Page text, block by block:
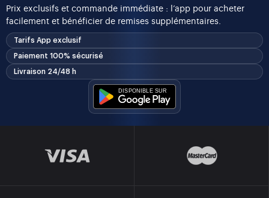
Prix exclusifs et commande immédiate : l’app pour acheter
facilement et bénéficier de remises supplémentaires.
Tarifs App exclusif
Paiement 100% sécurisé
Livraison 24/48 h